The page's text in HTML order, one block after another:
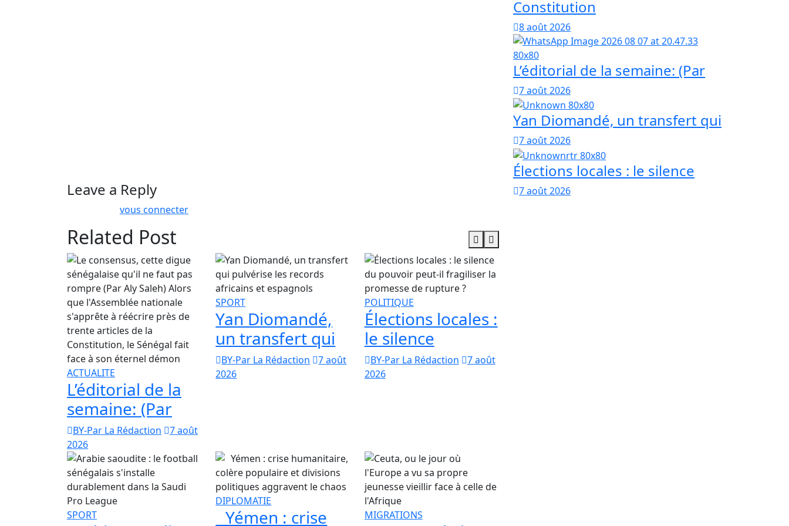
Leave a Reply
vous connecter
Related Post
ACTUALITE
L’éditorial de la
semaine: (Par
BY-Par La Rédaction
7 août
2026
SPORT
Yan Diomandé,
un transfert qui
BY-Par La Rédaction
7 août
2026
POLITIQUE
Élections locales :
le silence
BY-Par La Rédaction
7 août
2026
SPORT
DIPLOMATIE
Yémen : crise
MIGRATIONS
Constitution
8 août 2026
L’éditorial de la semaine: (Par
7 août 2026
Yan Diomandé, un transfert qui
7 août 2026
Élections locales : le silence
7 août 2026